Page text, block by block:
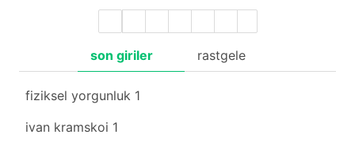
son giriler rastgele
fiziksel yorgunluk 1
ivan kramskoi 1